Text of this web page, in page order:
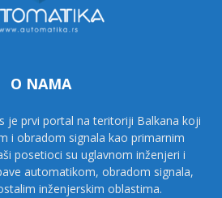
O NAMA
je prvi portal na teritoriji Balkana koji
i obradom signala kao primarnim
posetioci su uglavnom inženjeri i
automatikom, obradom signala,
inženjerskim oblastima.